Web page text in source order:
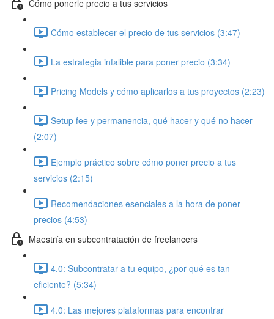
Cómo ponerle precio a tus servicios
Cómo establecer el precio de tus servicios (3:47)
La estrategia infalible para poner precio (3:34)
Pricing Models y cómo aplicarlos a tus proyectos (2:23)
Setup fee y permanencia, qué hacer y qué no hacer
(2:07)
Ejemplo práctico sobre cómo poner precio a tus
servicios (2:15)
Recomendaciones esenciales a la hora de poner
precios (4:53)
Maestría en subcontratación de freelancers
4.0: Subcontratar a tu equipo, ¿por qué es tan
eficiente? (5:34)
4.0: Las mejores plataformas para encontrar